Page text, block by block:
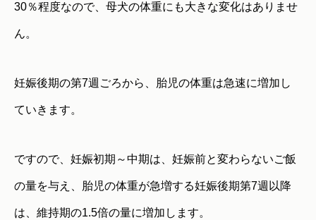
30％程度なので、母犬の体重にも大きな変化はありませ
ん。
妊娠後期の第7週ごろから、胎児の体重は急速に増加し
ていきます。
ですので、妊娠初期～中期は、妊娠前と変わらないご飯
の量を与え、胎児の体重が急増する妊娠後期第7週以降
は、維持期の1.5倍の量に増加します。